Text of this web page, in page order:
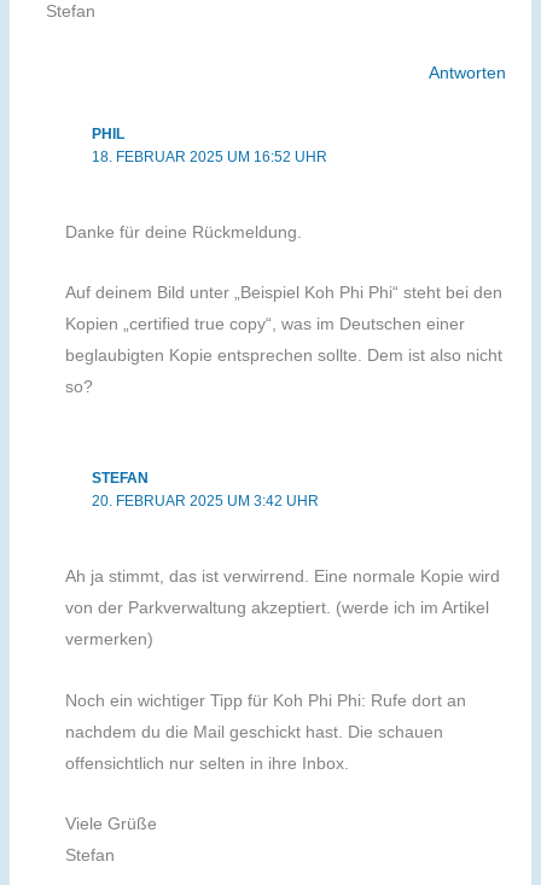
Stefan
Antworten
PHIL
18. FEBRUAR 2025 UM 16:52 UHR
Danke für deine Rückmeldung.
Auf deinem Bild unter „Beispiel Koh Phi Phi“ steht bei den
Kopien „certified true copy“, was im Deutschen einer
beglaubigten Kopie entsprechen sollte. Dem ist also nicht
so?
STEFAN
20. FEBRUAR 2025 UM 3:42 UHR
Ah ja stimmt, das ist verwirrend. Eine normale Kopie wird
von der Parkverwaltung akzeptiert. (werde ich im Artikel
vermerken)
Noch ein wichtiger Tipp für Koh Phi Phi: Rufe dort an
nachdem du die Mail geschickt hast. Die schauen
offensichtlich nur selten in ihre Inbox.
Viele Grüße
Stefan